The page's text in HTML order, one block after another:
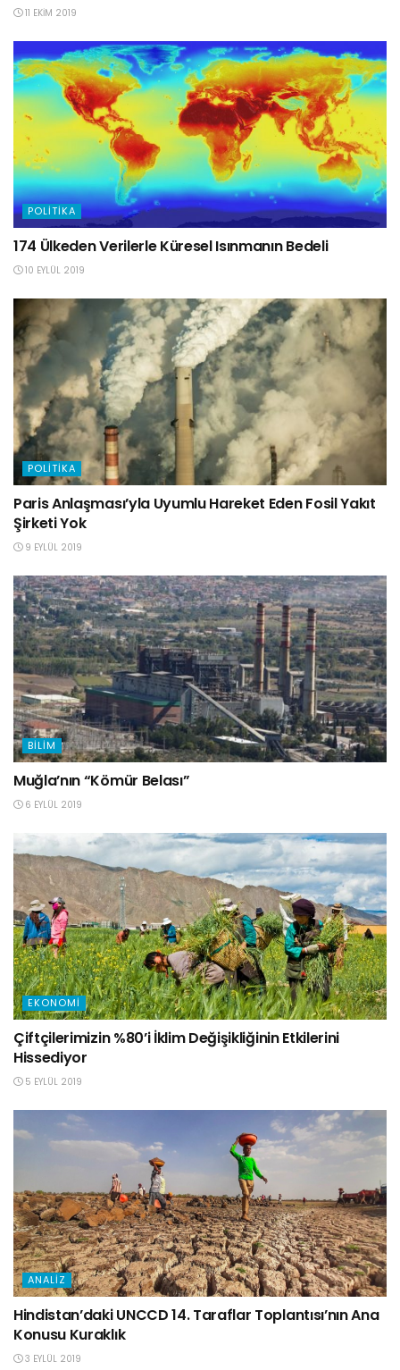
11 EKIM 2019
POLITIKA
174 Ülkeden Verilerle Küresel Isınmanın Bedeli
10 EYLÜL 2019
POLITIKA
Paris Anlaşması’yla Uyumlu Hareket Eden Fosil Yakıt
Şirketi Yok
9 EYLÜL 2019
BILIM
Muğla’nın “Kömür Belası”
6 EYLÜL 2019
EKONOMI
Çiftçilerimizin %80’i İklim Değişikliğinin Etkilerini
Hissediyor
5 EYLÜL 2019
ANALIZ
Hindistan’daki UNCCD 14. Taraflar Toplantısı’nın Ana
Konusu Kuraklık
3 EYLÜL 2019